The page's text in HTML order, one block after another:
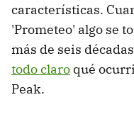
características.
'Prometeo' algo se
más de seis
todo claro qué
Peak.